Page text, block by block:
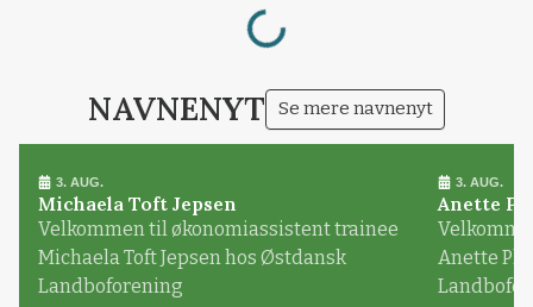
NAVNENYT Se mere navnenyt
3. AUG.
Michaela Toft Jepsen
Velkommen til økonomiassistent trainee
Michaela Toft Jepsen hos Østdansk
Landboforening
3. AUG.
Anette
Anette